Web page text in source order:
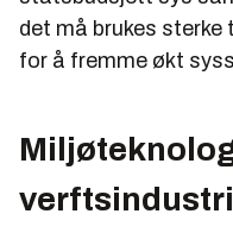
det må brukes
for å fremme økt
verftsindustri